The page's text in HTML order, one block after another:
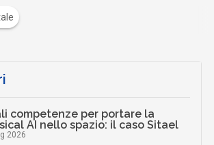
competenze per portare la
AI nello spazio: il caso Sitael
2026